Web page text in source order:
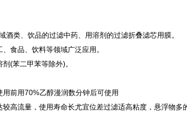
类、饮品的过滤中药、用溶剂的过滤折叠滤芯用膜。
食品、饮料等领域广泛应用。
(苯二甲苯等除外)。
前用70%乙醇漫润数分钟后可使用
高流量，使用寿命长尤宜位差过滤适高粘度，悬浮物多